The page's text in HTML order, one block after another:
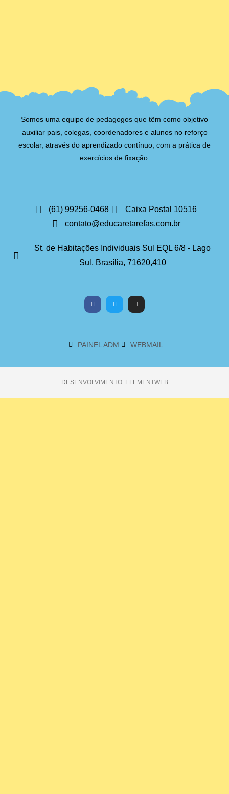
Somos uma equipe de pedagogos que têm como objetivo
auxiliar pais, colegas, coordenadores e alunos no reforço
escolar, através do aprendizado contínuo, com a prática de
exercícios de fixação.
(61) 99256-0468
Caixa Postal 10516
contato@educaretarefas.com.br
St. de Habitações Individuais Sul EQL 6/8 - Lago
Sul, Brasília, 71620,410
PAINEL ADM WEBMAIL
DESENVOLVIMENTO: ELEMENTWEB